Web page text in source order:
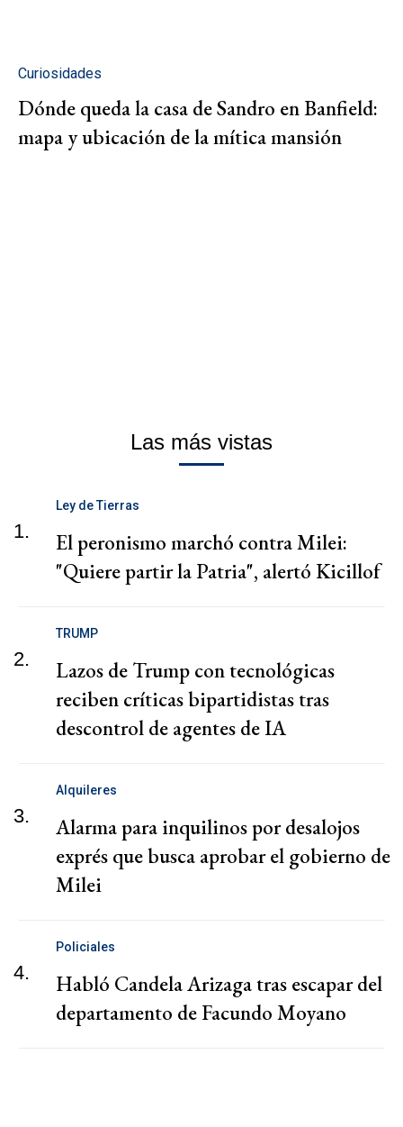
Curiosidades
Dónde queda la casa de Sandro en Banfield:
mapa y ubicación de la mítica mansión
Las más vistas
1.
Ley de Tierras
El peronismo marchó contra Milei:
"Quiere partir la Patria", alertó Kicillof
2.
TRUMP
Lazos de Trump con tecnológicas
reciben críticas bipartidistas tras
descontrol de agentes de IA
3.
Alquileres
Alarma para inquilinos por desalojos
exprés que busca aprobar el gobierno de
Milei
4.
Policiales
Habló Candela Arizaga tras escapar del
departamento de Facundo Moyano